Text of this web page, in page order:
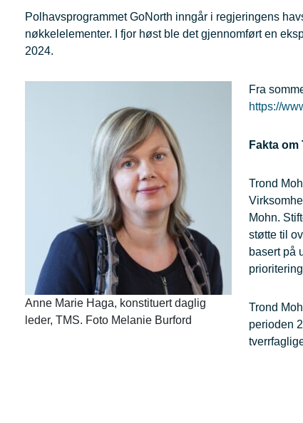
Polhavsprogrammet GoNorth inngår i regjeringens
nøkkelelementer. I fjor høst ble det gjennomført en
2024.
Anne Marie Haga, konstituert daglig
leder, TMS. Foto Melanie Burford
Fra
https://
Fakta
Trond
Mohn.
støtte til
basert på
Trond
perioden